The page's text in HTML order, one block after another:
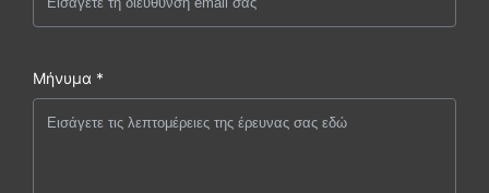
Μήνυμα *